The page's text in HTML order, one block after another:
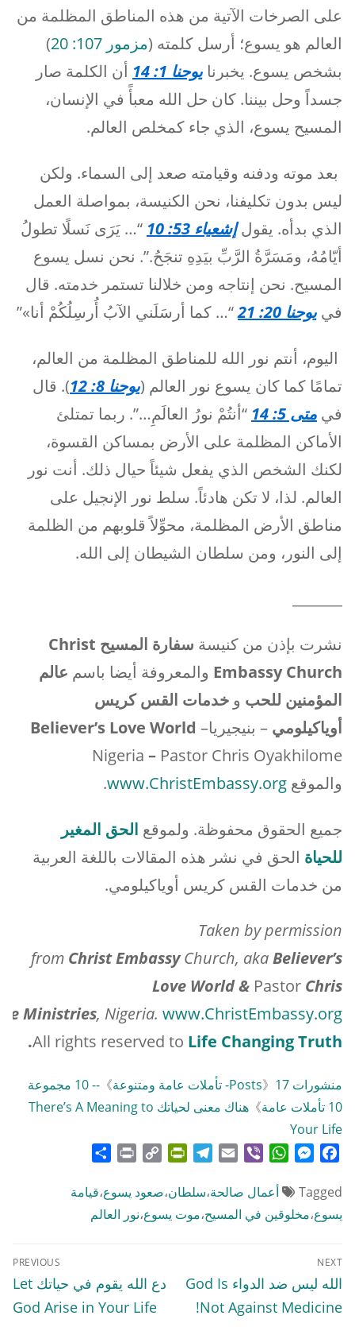
على الصرخات الآتية من هذه المناطق المظلمة من
العالم هو يسوع؛ أرسل كلمته (مزمور 107: 20
)
بشخص يسوع. يخبرنا يوحنا 1: 14
أن الكلمة صار
جسداً وحل بيننا. كان حل الله معبأً في الإنسان،
المسيح يسوع، الذي جاء كمخلص العالم.
بعد موته ودفنه وقيامته صعد إلى السماء. ولكن
ليس بدون تكليفنا، نحن الكنيسة، بمواصلة العمل
الذي بدأه. يقولإشعياء 53: 10
“… يَرَى نَسلًا تطولُ
أيّامُهُ، ومَسَرَّةُ الرَّبِّ بيَدِهِ تنجَحُ.”. نحن نسل يسوع
المسيح. نحن إنتاجه ومن خلالنا تستمر خدمته. قال
في يوحنا 20: 21 “… كما أرسَلَني الآبُ أُرسِلُكُمْ أنا»”
اليوم، أنتم نور الله للمناطق المظلمة من العالم،
تمامًا كما كان يسوع نور العالم (يوحنا 8: 12
). قال
في متى 5: 14
“أنتُمْ نورُ العالَمِ…”. ربما تمتلئ
الأماكن المظلمة على الأرض بمساكن القسوة،
لكنك الشخص الذي يفعل شيئاً حيال ذلك. أنت نور
العالم. لذا، لا تكن هادئاً. سلط نور الإنجيل على
مناطق الأرض المظلمة، محوِّلاً قلوبهم من الظلمة
إلى النور، ومن سلطان الشيطان إلى الله.
نشرت بإذن من كنيسة سفارة المسيح Christ
Embassy Church والمعروفة أيضا باسم عالم
المؤمنين للحب و خدمات القس كريس
أوياكيلومي – بنيجيريا Believer’s Love World –
Nigeria – Pastor Chris Oyakhilome
والموقع www.ChristEmbassy.org
.
جميع الحقوق محفوظة. ولموقع الحق المغير
للحياة الحق في نشر هذه المقالات باللغة العربية
من خدمات القس كريس أوياكيلومي.
Taken by permission
from ChristEmbassy Church, akaBeliever’s
Love World & Pastor Chris
Ministries, Nigeria. www.ChristEmbassy.org
All rights reserved to Life Changing Truth
.
منشورات Posts 》 17- تأملات عامة ومتنوعة 》
-- 10 مجموعة
10 تأملات عامة
》
هناك معنى لحياتك There’s A Meaning to
Your Life
Link
Tagged
أعمال صالحة،سلطان،صعود يسوع،قيامة
يسوع،مخلوقين في المسيح،موت يسوع،نور العالم
تصفّح
المقالات
PREVIOUS
Previous
post:
دع الله يقوم في حياتك Let
God Arise in Your Life
NEXT
Next
post:
الله ليس ضد الدواء God Is
Not Against Medicine!